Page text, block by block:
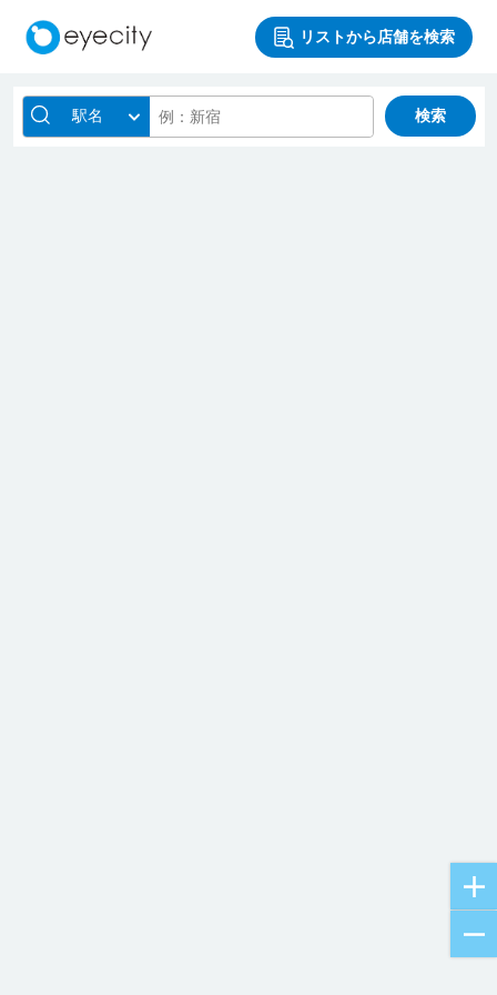
リストから店舗を検索
駅名 検索